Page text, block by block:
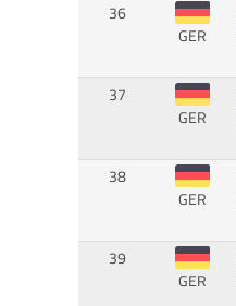
36
GER
37
GER
38
GER
39
GER